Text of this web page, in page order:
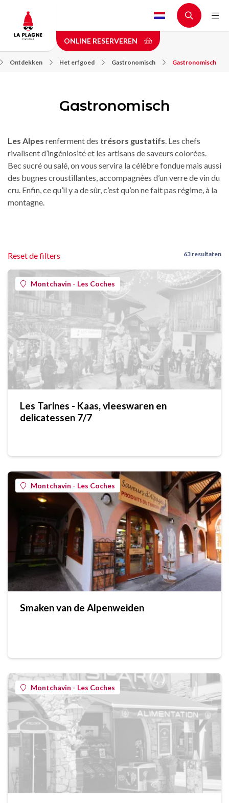
main
content
ONLINE RESERVEREN
Ontdekken Het erfgoed Gastronomisch Gastronomisch
Gastronomisch
Les Alpes renferment des trésors gustatifs. Les chefs
rivalisent d’ingéniosité et les artisans de saveurs colorées.
Bec sucré ou salé, on vous servira la célèbre fondue mais aussi
des bugnes croustillantes, accompagnées d’un verre de vin du
cru. Enfin, ce qu’il y a de sûr, c’est qu’on ne fait pas régime, à la
montagne.
Reset de filters 63 resultaten
Montchavin - Les Coches
Les Tarines - Kaas, vleeswaren en
delicatessen 7/7
Montchavin - Les Coches
Smaken van de Alpenweiden
Montchavin - Les Coches